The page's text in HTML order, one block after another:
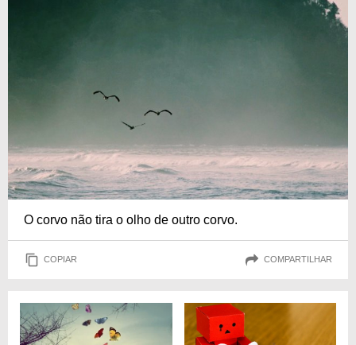
O corvo não tira o olho de outro corvo.
COPIAR COMPARTILHAR